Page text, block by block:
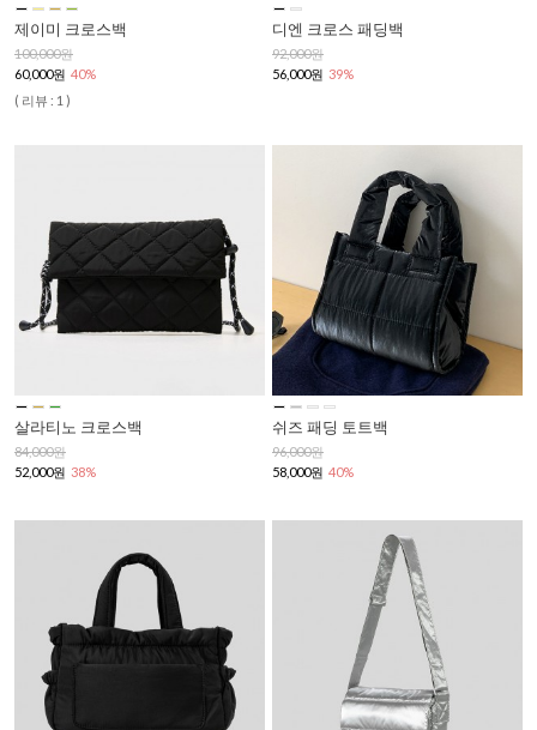
제이미 크로스백
100,000원
60,000원 40%
( 리뷰 : 1 )
디엔 크로스 패딩백
92,000원
56,000원 39%
살라티노 크로스백
84,000원
52,000원 38%
쉬즈 패딩 토트백
96,000원
58,000원 40%